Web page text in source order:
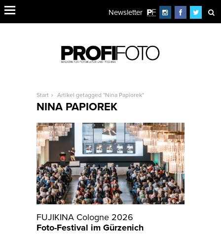
Newsletter
Start Artikel getagged "Nina Papiorek"
NINA PAPIOREK
FUJIKINA Cologne 2026
Foto-Festival im Gürzenich